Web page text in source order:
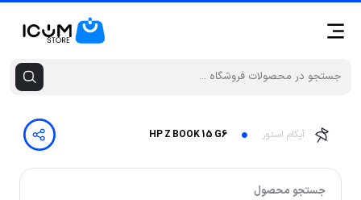
آیکام استور HP Z BOOK 15 G6
جستجو محصول